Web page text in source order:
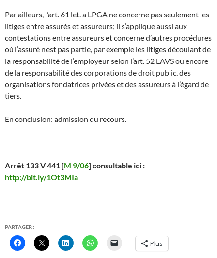
Par ailleurs, l’art. 61 let. a LPGA ne concerne pas seulement les
litiges entre assurés et assureurs; il s’applique aussi aux
contestations entre assureurs et concerne d’autres procédures
où l’assuré n’est pas partie, par exemple les litiges découlant de
la responsabilité de l’employeur selon l’art. 52 LAVS ou encore
de la responsabilité des corporations de droit public, des
organisations fondatrices privées et des assureurs à l’égard de
tiers.
En conclusion: admission du recours.
Arrêt 133 V 441 [M 9/06] consultable ici :
http://bit.ly/1Ot3MIa
PARTAGER :
Plus